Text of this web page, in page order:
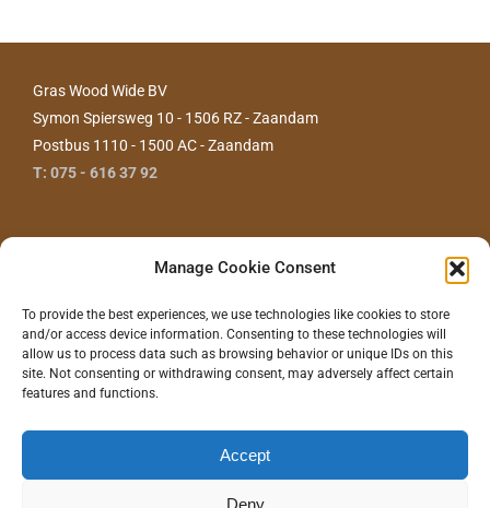
Manage Cookie Consent
To provide the best experiences, we use technologies like cookies to store
and/or access device information. Consenting to these technologies will
allow us to process data such as browsing behavior or unique IDs on this
site. Not consenting or withdrawing consent, may adversely affect certain
features and functions.
Accept
Deny
Gras Wood Wide BV
Symon Spiersweg 10 - 1506 RZ - Zaandam
Postbus 1110 - 1500 AC - Zaandam
T: 075 - 616 37 92